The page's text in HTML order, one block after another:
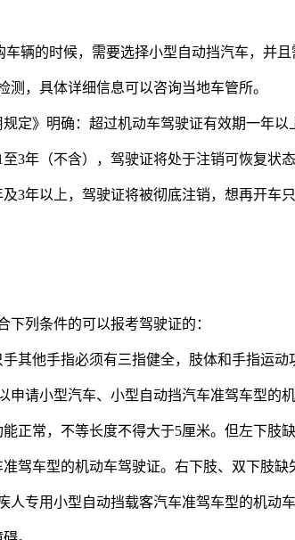
车辆的时候，需要选择小型自动挡汽车，并
测，具体详细信息可以咨询当地车管所。
定》明确：超过机动车驾驶证有效期一年以
3年（不含），驾驶证将处于注销可恢复状
3年以上，驾驶证将被彻底注销，想再开车只
下列条件的可以报考驾驶证的：
其他手指必须有三指健全，肢体和手指运动
申请小型汽车、小型自动挡汽车准驾车型的机
正常，不等长度不得大于5厘米。但左下肢
驾车型的机动车驾驶证。右下肢、双下肢缺
人专用小型自动挡载客汽车准驾车型的机动车